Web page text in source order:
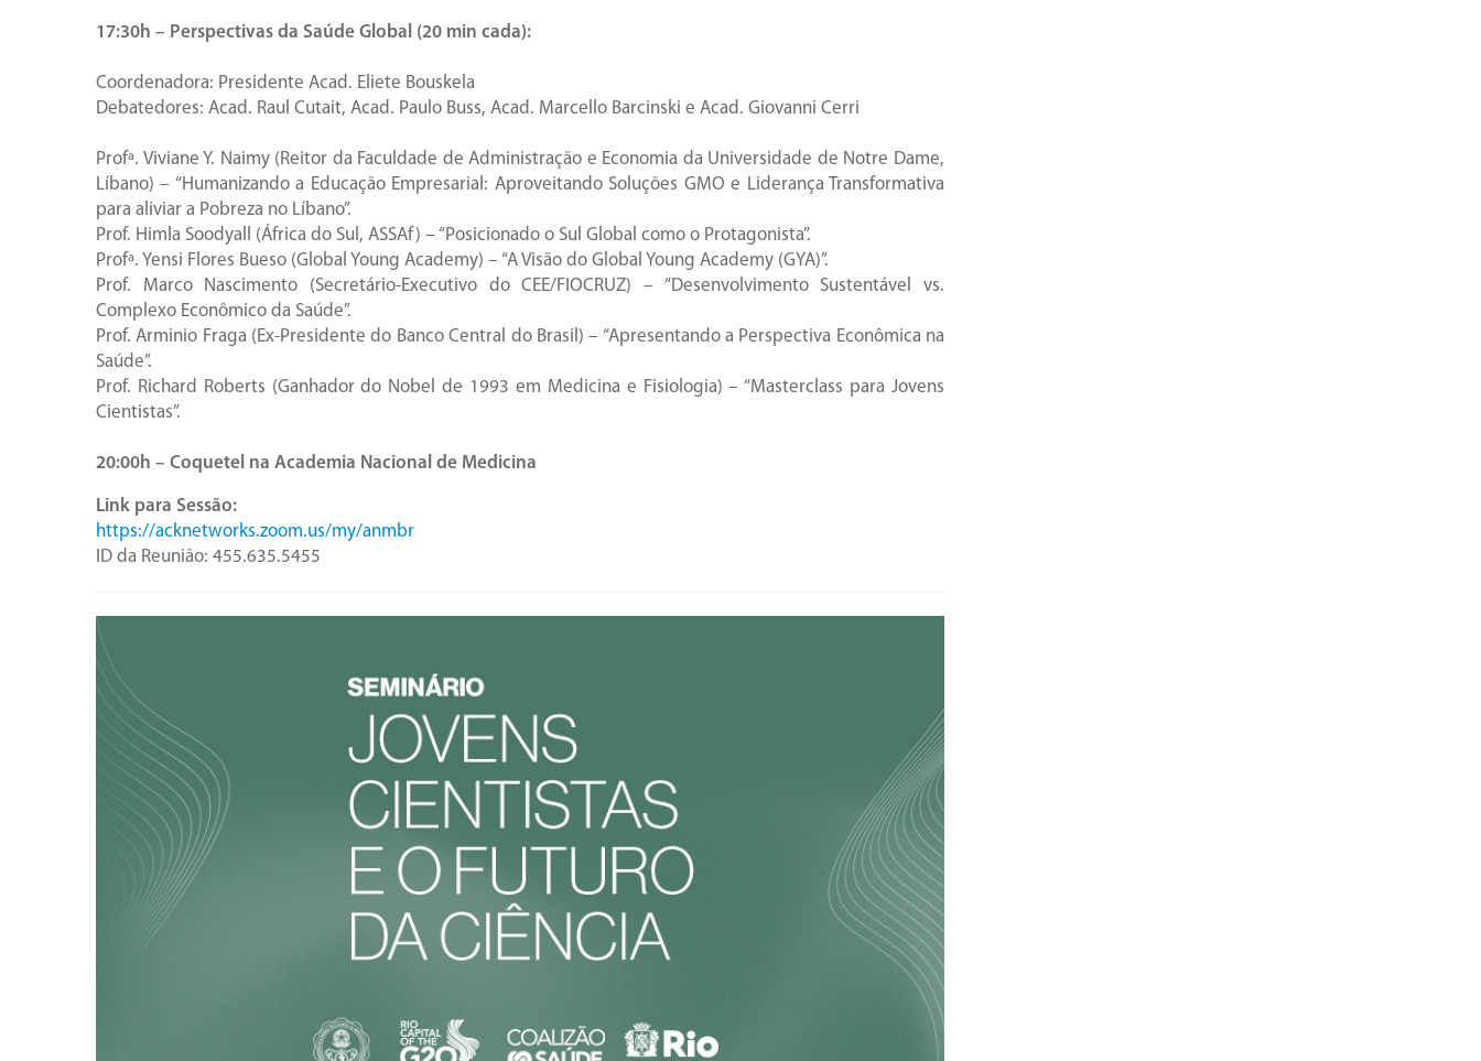
17:30h – Perspectivas da Saúde Global (20 min cada):
Coordenadora: Presidente Acad. Eliete Bouskela
Debatedores: Acad. Raul Cutait, Acad. Paulo Buss, Acad. Marcello Barcinski e Acad. Giovanni Cerri
Profª. Viviane Y. Naimy (Reitor da Faculdade de Administração e Economia da Universidade de Notre Dame,
Líbano) – “Humanizando a Educação Empresarial: Aproveitando Soluções GMO e Liderança Transformativa
para aliviar a Pobreza no Líbano”.
Prof. Himla Soodyall (África do Sul, ASSAf) – “Posicionado o Sul Global como o Protagonista”.
Profª. Yensi Flores Bueso (Global Young Academy) – “A Visão do Global Young Academy (GYA)”.
Prof. Marco Nascimento (Secretário-Executivo do CEE/FIOCRUZ) – “Desenvolvimento Sustentável vs.
Complexo Econômico da Saúde”.
Prof. Arminio Fraga (Ex-Presidente do Banco Central do Brasil) – “Apresentando a Perspectiva Econômica na
Saúde”.
Prof. Richard Roberts (Ganhador do Nobel de 1993 em Medicina e Fisiologia) – “Masterclass para Jovens
Cientistas”.
20:00h – Coquetel na Academia Nacional de Medicina
Link para Sessão:
https://acknetworks.zoom.us/my/anmbr
ID da Reunião: 455.635.5455